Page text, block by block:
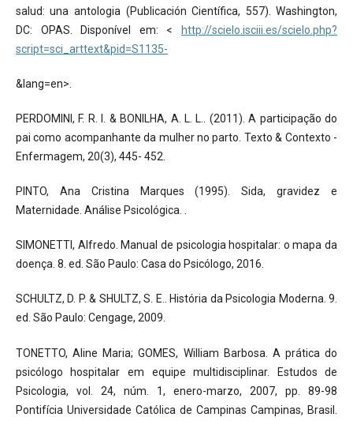
salud: una antologia (Publicación Científica, 557). Washington,
DC: OPAS. Disponível em: <
http://scielo.isciii.es/scielo.php?
script=sci_arttext&pid=S1135-
&lang=en>.
PERDOMINI, F. R. I. & BONILHA, A. L. L.. (2011). A participação do
pai como acompanhante da mulher no parto. Texto & Contexto -
Enfermagem, 20(3), 445- 452.
PINTO, Ana Cristina Marques (1995). Sida, gravidez e
Maternidade. Análise Psicológica. .
SIMONETTI, Alfredo. Manual de psicologia hospitalar: o mapa da
doença. 8. ed. São Paulo: Casa do Psicólogo, 2016.
SCHULTZ, D. P. & SHULTZ, S. E.. História da Psicologia Moderna. 9.
ed. São Paulo: Cengage, 2009.
TONETTO, Aline Maria; GOMES, William Barbosa. A prática do
psicólogo hospitalar em equipe multidisciplinar. Estudos de
Psicologia, vol. 24, núm. 1, enero-marzo, 2007, pp. 89-98
Pontifícia Universidade Católica de Campinas Campinas, Brasil.